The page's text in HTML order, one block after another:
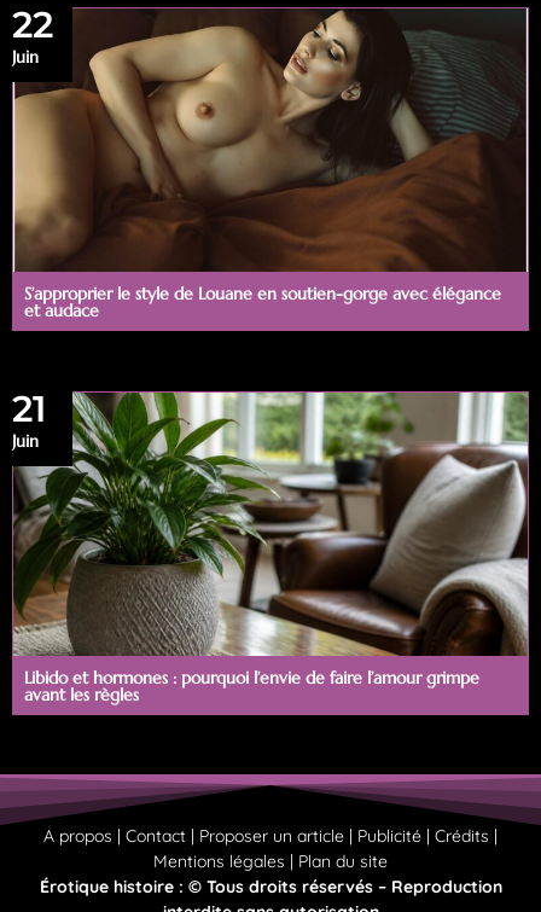
22
Juin
S’approprier le style de Louane en soutien-gorge avec élégance
et audace
21
Juin
Libido et hormones : pourquoi l’envie de faire l’amour grimpe
avant les règles
A propos | Contact | Proposer un article | Publicité | Crédits |
Mentions légales | Plan du site
Érotique histoire : © Tous droits réservés – Reproduction